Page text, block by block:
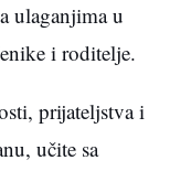
ulaganjima u
i roditelje.
prijateljstva i
učite sa